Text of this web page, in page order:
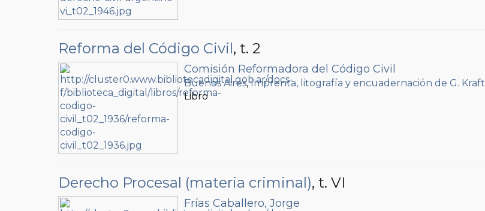
Reforma del Código Civil, t. 2
Comisión Reformadora del Código Civil
Buenos Aires,Imprenta, litografía y encuadernación de G. Kraft
Libro
Derecho Procesal (materia criminal), t. VI
Frías Caballero, Jorge